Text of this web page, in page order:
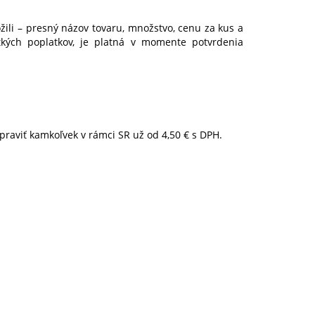
– presný názov tovaru, množstvo, cenu za kus a
poplatkov, je platná v momente potvrdenia
kamkoľvek v rámci SR už od 4,50 € s DPH.